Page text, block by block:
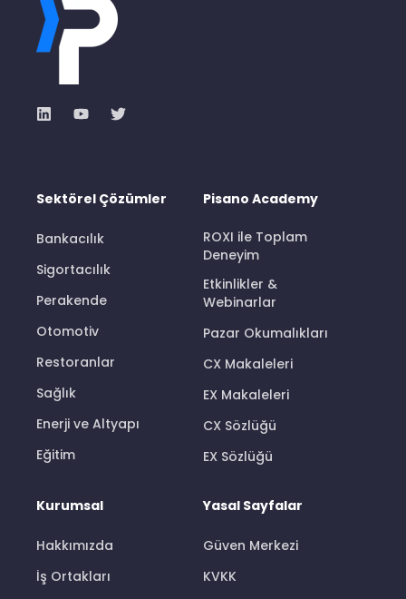
Sektörel Çözümler
Bankacılık
Sigortacılık
Perakende
Otomotiv
Restoranlar
Sağlık
Enerji ve Altyapı
Eğitim
Pisano Academy
ROXI ile Toplam
Deneyim
Etkinlikler &
Webinarlar
Pazar Okumalıkları
CX Makaleleri
EX Makaleleri
CX Sözlüğü
EX Sözlüğü
Kurumsal
Hakkımızda
İş Ortakları
Yasal Sayfalar
Güven Merkezi
KVKK